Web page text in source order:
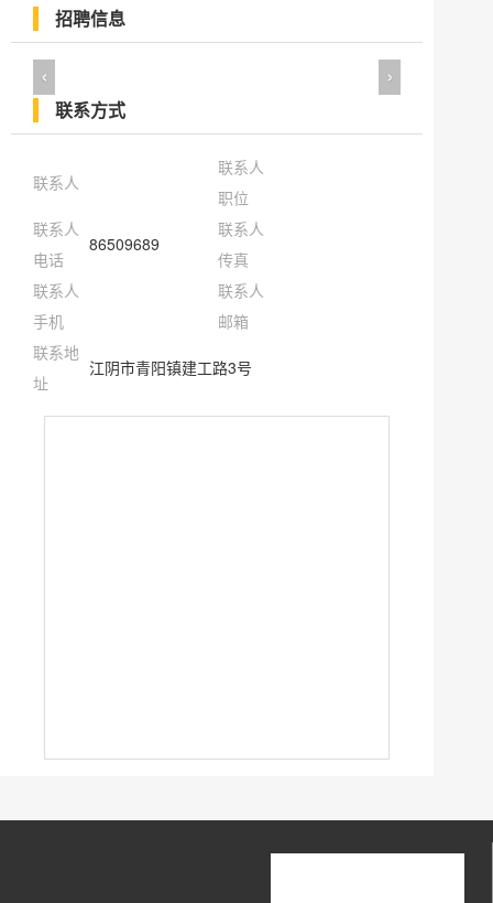
招聘信息
‹ ›
联系方式
联系人
联系人
职位
联系人
电话
86509689
联系人
传真
联系人
手机
联系人
邮箱
联系地
址
江阴市青阳镇建工路3号